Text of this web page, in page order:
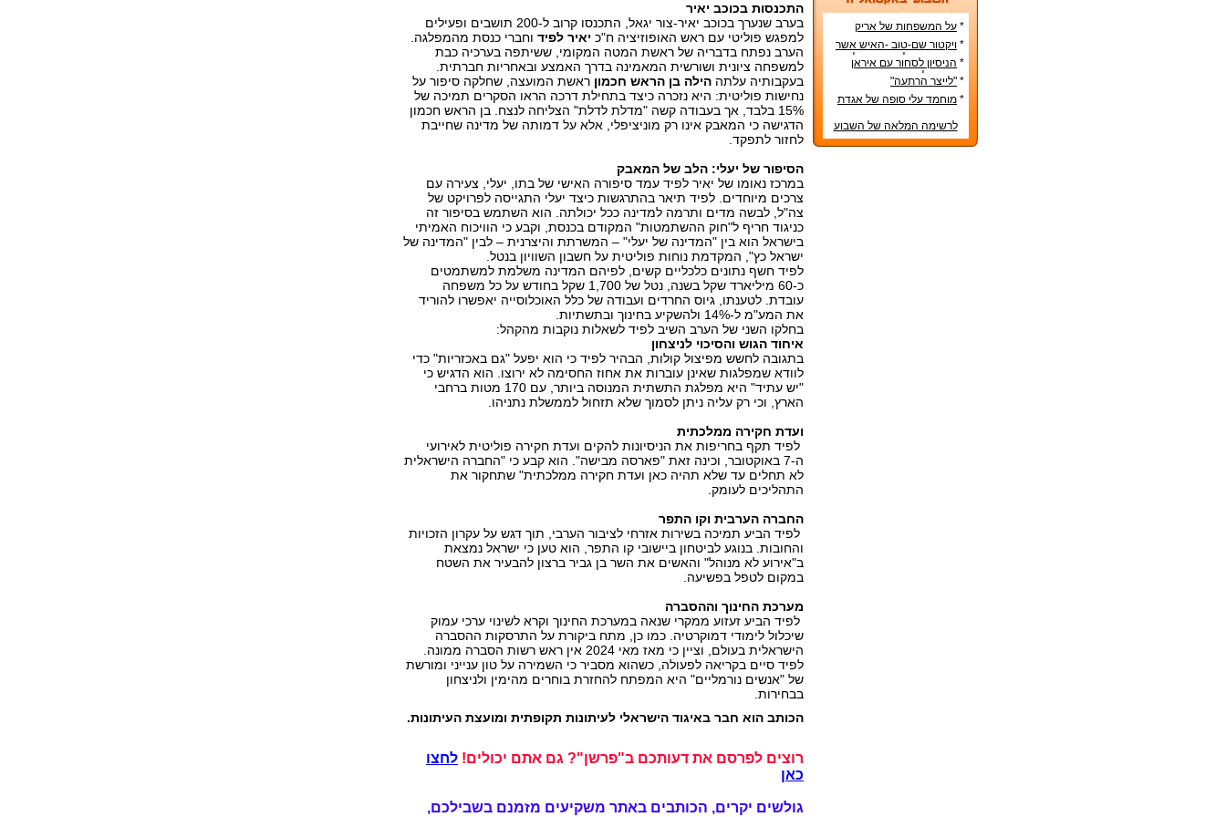
* על המשפחות של אריק
איינשטיין ואורי זוהר
* ויקטור שם-טוב -האיש אשר
עיצב את מפלגת השמאל
מפ"ם
* הניסיון לסחור עם איראן
בדרכים לא-כשרות
* "לייצר הרתעה"
* מוחמד עלי סופה של אגדת
לרשימה המלאה של השבוע
התכנסות בכוכב יאיר
בערב שנערך בכוכב יאיר-צור יגאל, התכנסו קרוב ל-200 תושבים ופעילים
למפגש פוליטי עם ראש האופוזיציה ח"כ יאיר לפיד וחברי כנסת מהמפלגה.
הערב נפתח בדבריה של ראשת המטה המקומי, ששיתפה בערכיה כבת
למשפחה ציונית ושורשית המאמינה בדרך האמצע ובאחריות חברתית.
בעקבותיה עלתה הילה בן הראש חכמון ראשת המועצה, שחלקה סיפור על
נחישות פוליטית: היא נזכרה כיצד בתחילת דרכה הראו הסקרים תמיכה של
15% בלבד, אך בעבודה קשה "מדלת לדלת" הצליחה לנצח. בן הראש חכמון
הדגישה כי המאבק אינו רק מוניציפלי, אלא על דמותה של מדינה שחייבת
לחזור לתפקד.
הסיפור של יעלי: הלב של המאבק
במרכז נאומו של יאיר לפיד עמד סיפורה האישי של בתו, יעלי, צעירה עם
צרכים מיוחדים. לפיד תיאר בהתרגשות כיצד יעלי התגייסה לפרויקט של
צה"ל, לבשה מדים ותרמה למדינה ככל יכולתה. הוא השתמש בסיפור זה
כניגוד חריף ל"חוק ההשתמטות" המקודם בכנסת, וקבע כי הוויכוח האמיתי
בישראל הוא בין "המדינה של יעלי" – המשרתת והיצרנית – לבין "המדינה של
ישראל כץ", המקדמת נוחות פוליטית על חשבון השוויון בנטל.
לפיד חשף נתונים כלכליים קשים, לפיהם המדינה משלמת למשתמטים
כ-60 מיליארד שקל בשנה, נטל של 1,700 שקל בחודש על כל משפחה
עובדת. לטענתו, גיוס החרדים ועבודה של כלל האוכלוסייה יאפשרו להוריד
את המע"מ ל-14% ולהשקיע בחינוך ובתשתיות.
בחלקו השני של הערב השיב לפיד לשאלות נוקבות מהקהל:
איחוד הגוש והסיכוי לניצחון
בתגובה לחשש מפיצול קולות, הבהיר לפיד כי הוא יפעל "גם באכזריות" כדי
לוודא שמפלגות שאינן עוברות את אחוז החסימה לא ירוצו. הוא הדגיש כי
"יש עתיד" היא מפלגת התשתית המנוסה ביותר, עם 170 מטות ברחבי
הארץ, וכי רק עליה ניתן לסמוך שלא תזחול לממשלת נתניהו.
ועדת חקירה ממלכתית
לפיד תקף בחריפות את הניסיונות להקים ועדת חקירה פוליטית לאירועי
ה-7 באוקטובר, וכינה זאת "פארסה מבישה". הוא קבע כי "החברה הישראלית
לא תחלים עד שלא תהיה כאן ועדת חקירה ממלכתית" שתחקור את
התהליכים לעומק.
החברה הערבית וקו התפר
לפיד הביע תמיכה בשירות אזרחי לציבור הערבי, תוך דגש על עקרון הזכויות
והחובות. בנוגע לביטחון ביישובי קו התפר, הוא טען כי ישראל נמצאת
ב"אירוע לא מנוהל" והאשים את השר בן גביר ברצון להבעיר את השטח
במקום לטפל בפשיעה.
מערכת החינוך וההסברה
לפיד הביע זעזוע ממקרי שנאה במערכת החינוך וקרא לשינוי ערכי עמוק
שיכלול לימודי דמוקרטיה. כמו כן, מתח ביקורת על התרסקות ההסברה
הישראלית בעולם, וציין כי מאז מאי 2024 אין ראש רשות הסברה ממונה.
לפיד סיים בקריאה לפעולה, כשהוא מסביר כי השמירה על טון ענייני ומורשת
של "אנשים נורמליים" היא המפתח להחזרת בוחרים מהימין ולניצחון
בבחירות.
הכותב הוא חבר באיגוד הישראלי לעיתונות תקופתית ומועצת העיתונות.
רוצים לפרסם את דעותכם ב"פרשן"? גם אתם יכולים! לחצו
כאן
גולשים יקרים, הכותבים באתר משקיעים מזמנם בשבילכם,